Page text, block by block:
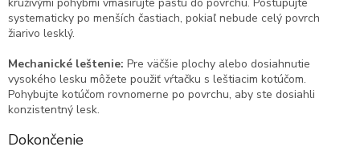
krúživými pohybmi vmasírujte pastu do povrchu. Postupujte
systematicky po menších častiach, pokiaľ nebude celý povrch
žiarivo lesklý.
Mechanické leštenie: Pre väčšie plochy alebo dosiahnutie
vysokého lesku môžete použiť vŕtačku s leštiacim kotúčom.
Pohybujte kotúčom rovnomerne po povrchu, aby ste dosiahli
konzistentný lesk.
Dokončenie